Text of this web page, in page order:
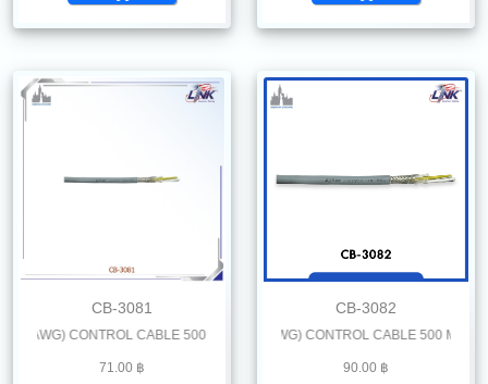
CB-3081
CONTROL CABLE 500 M. /Reel
71.00 ฿
CB-3082
LiYCY 8 x 0.5 mm2 (20 AWG) CONTROL CABLE 500 M. /Reel
90.00 ฿